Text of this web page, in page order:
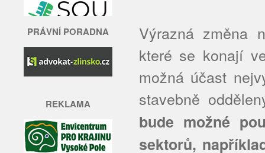
PRÁVNÍ PORADNA
REKLAMA
Výrazná změna
které se konají
možná účast
stavebně
bude možné
sektorů,